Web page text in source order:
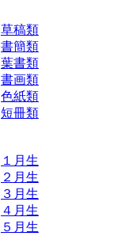
草稿類
書簡類
葉書類
書画類
色紙類
短冊類
１月生
２月生
３月生
４月生
５月生